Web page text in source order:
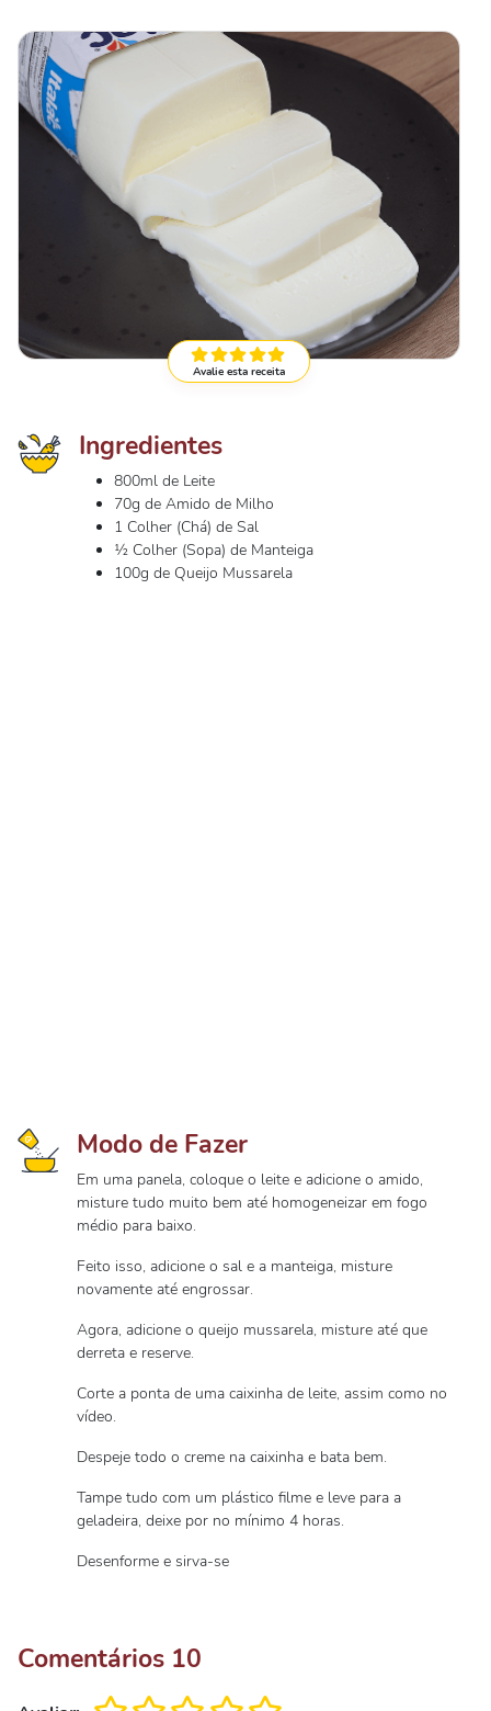
Avalie esta receita
Ingredientes
800ml de Leite
70g de Amido de Milho
1 Colher (Chá) de Sal
½ Colher (Sopa) de Manteiga
100g de Queijo Mussarela
Modo de Fazer
Em uma panela, coloque o leite e adicione o amido,
misture tudo muito bem até homogeneizar em fogo
médio para baixo.
Feito isso, adicione o sal e a manteiga, misture
novamente até engrossar.
Agora, adicione o queijo mussarela, misture até que
derreta e reserve.
Corte a ponta de uma caixinha de leite, assim como no
vídeo.
Despeje todo o creme na caixinha e bata bem.
Tampe tudo com um plástico filme e leve para a
geladeira, deixe por no mínimo 4 horas.
Desenforme e sirva-se
Comentários 10